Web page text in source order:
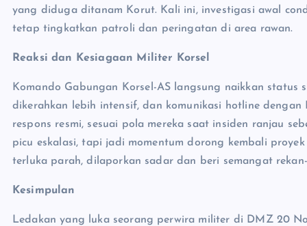
yang diduga ditanam Korut. Kali ini, investigasi awal
tetap tingkatkan patroli dan peringatan di area rawan.
Reaksi dan Kesiagaan Militer Korsel
Komando Gabungan Korsel-AS langsung naikkan
dikerahkan lebih intensif, dan komunikasi hotline
respons resmi, sesuai pola mereka saat insiden ranjau
picu eskalasi, tapi jadi momentum dorong kembali
terluka parah, dilaporkan sadar dan beri semangat
Kesimpulan
Ledakan yang luka seorang perwira militer di DMZ 20